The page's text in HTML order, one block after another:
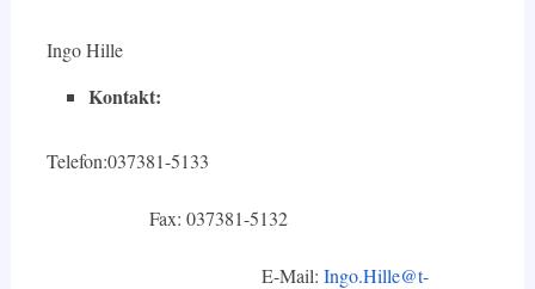
Ingo Hille
Kontakt:
Telefon:037381-5133
Fax: 037381-5132
E-Mail: Ingo.Hille@t-